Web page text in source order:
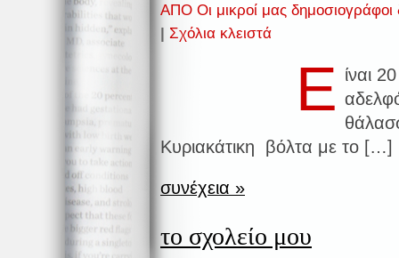
ΑΠΟ Οι μικροί μας δημοσιογράφοι
| Σχόλια κλειστά
Ε ίναι
Κυριακάτικη βόλτα με το […]
συνέχεια »
το σχολείο μου